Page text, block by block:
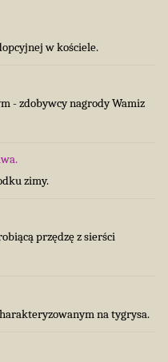
w kościele.
- zdobywcy nagrody Wamiz
zimy.
przędzę z sierści
na tygrysa.